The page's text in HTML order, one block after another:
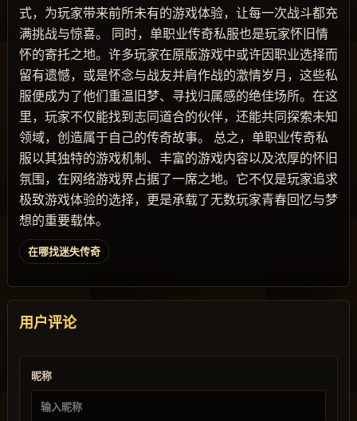
式，为玩家带来前所未有的游戏体验，让每一次战斗都充
满挑战与惊喜。 同时，单职业传奇私服也是玩家怀旧情
怀的寄托之地。许多玩家在原版游戏中或许因职业选择而
留有遗憾，或是怀念与战友并肩作战的激情岁月，这些私
服便成为了他们重温旧梦、寻找归属感的绝佳场所。在这
里，玩家不仅能找到志同道合的伙伴，还能共同探索未知
领域，创造属于自己的传奇故事。 总之，单职业传奇私
服以其独特的游戏机制、丰富的游戏内容以及浓厚的怀旧
氛围，在网络游戏界占据了一席之地。它不仅是玩家追求
极致游戏体验的选择，更是承载了无数玩家青春回忆与梦
想的重要载体。
在哪找迷失传奇
用户评论
昵称